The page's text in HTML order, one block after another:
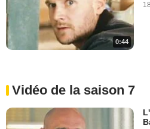
0:44
Vidéo de la saison 7